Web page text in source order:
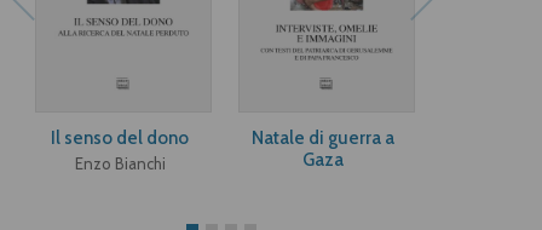
Il senso del dono
Enzo Bianchi
Natale di guerra a
Gaza